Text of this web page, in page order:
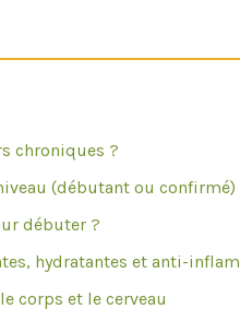
chroniques ?
(débutant ou confirmé)
débuter ?
hydratantes et anti-
corps et le cerveau